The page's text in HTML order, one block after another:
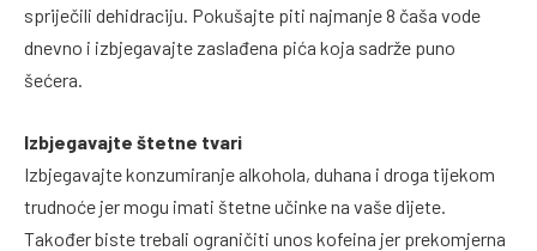
spriječili dehidraciju. Pokušajte piti najmanje 8 čaša vode
dnevno i izbjegavajte zaslađena pića koja sadrže puno
šećera.
Izbjegavajte štetne tvari
Izbjegavajte konzumiranje alkohola, duhana i droga tijekom
trudnoće jer mogu imati štetne učinke na vaše dijete.
Također biste trebali ograničiti unos kofeina jer prekomjerna